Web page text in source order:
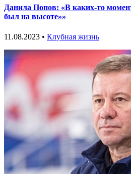
Данила Попов: «В каких-то
был на высоте»»
11.08.2023 • Клубная жизнь